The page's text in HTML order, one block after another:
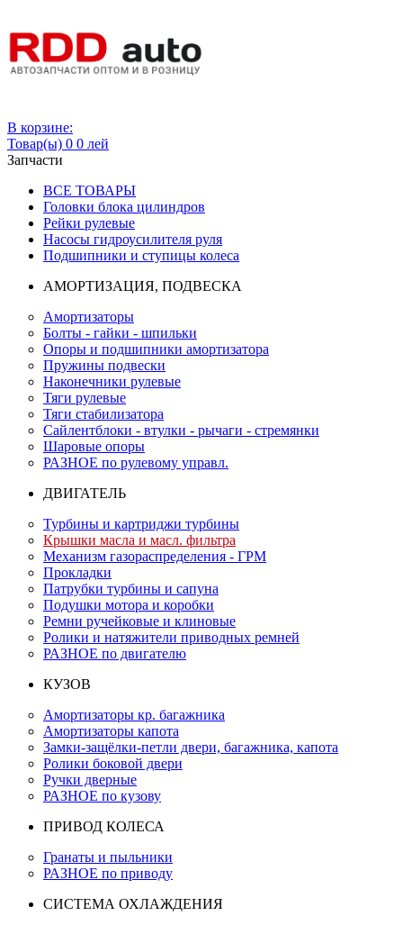
В корзине:
Товар(ы) 0 0 лей
Запчасти
ВСЕ ТОВАРЫ
Головки блока цилиндров
Рейки рулевые
Насосы гидроусилителя руля
Подшипники и ступицы колеса
АМОРТИЗАЦИЯ, ПОДВЕСКА
Амортизаторы
Болты - гайки - шпильки
Опоры и подшипники амортизатора
Пружины подвески
Наконечники рулевые
Тяги рулевые
Тяги стабилизатора
Сайлентблоки - втулки - рычаги - стремянки
Шаровые опоры
РАЗНОЕ по рулевому управл.
ДВИГАТЕЛЬ
Турбины и картриджи турбины
Крышки масла и масл. фильтра
Механизм газораспределения - ГРМ
Прокладки
Патрубки турбины и сапуна
Подушки мотора и коробки
Ремни ручейковые и клиновые
Ролики и натяжители приводных ремней
РАЗНОЕ по двигателю
КУЗОВ
Амортизаторы кр. багажника
Амортизаторы капота
Замки-защёлки-петли двери, багажника, капота
Ролики боковой двери
Ручки дверные
РАЗНОЕ по кузову
ПРИВОД КОЛЕСА
Гранаты и пыльники
РАЗНОЕ по приводу
СИСТЕМА ОХЛАЖДЕНИЯ